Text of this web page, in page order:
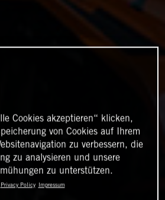
Cookies akzeptieren“ klicken,
von Cookies auf Ihrem
zu verbessern, die
zu analysieren und unsere
zu unterstützen.
Privacy Policy Impressum